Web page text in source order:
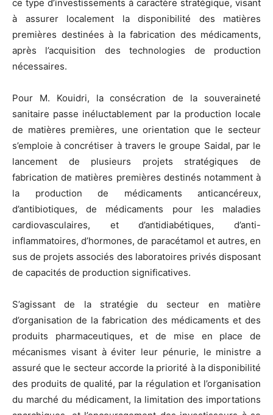
ce type d’investissements à caractère stratégique, visant
à assurer localement la disponibilité des matières
premières destinées à la fabrication des médicaments,
après l’acquisition des technologies de production
nécessaires.
Pour M. Kouidri, la consécration de la souveraineté
sanitaire passe inéluctablement par la production locale
de matières premières, une orientation que le secteur
s’emploie à concrétiser à travers le groupe Saidal, par le
lancement de plusieurs projets stratégiques de
fabrication de matières premières destinés notamment à
la production de médicaments anticancéreux,
d’antibiotiques, de médicaments pour les maladies
cardiovasculaires, et d’antidiabétiques, d’anti-
inflammatoires, d’hormones, de paracétamol et autres, en
sus de projets associés des laboratoires privés disposant
de capacités de production significatives.
S’agissant de la stratégie du secteur en matière
d’organisation de la fabrication des médicaments et des
produits pharmaceutiques, et de mise en place de
mécanismes visant à éviter leur pénurie, le ministre a
assuré que le secteur accorde la priorité à la disponibilité
des produits de qualité, par la régulation et l’organisation
du marché du médicament, la limitation des importations